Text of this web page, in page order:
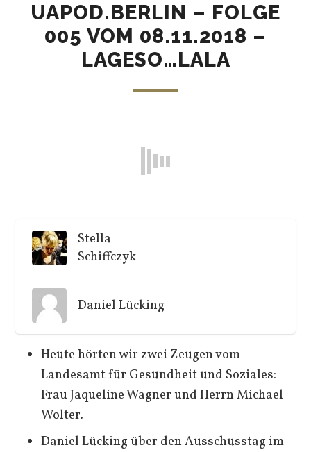
UAPOD.BERLIN – FOLGE
005 VOM 08.11.2018 –
LAGESO…LALA
Stella
Schiffczyk
Daniel Lücking
Heute hörten wir zwei Zeugen vom
Landesamt für Gesundheit und Soziales:
Frau Jaqueline Wagner und Herrn Michael
Wolter.
Daniel Lücking über den Ausschusstag im